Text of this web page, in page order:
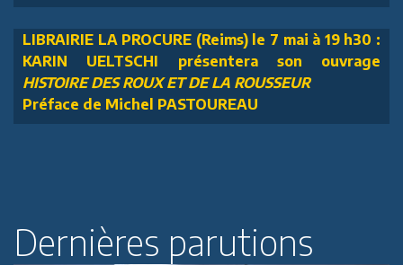
LIBRAIRIE LA PROCURE (Reims) le 7 mai à 19 h30 :
KARIN UELTSCHI présentera son ouvrage
HISTOIRE DES ROUX ET DE LA ROUSSEUR
Préface de Michel PASTOUREAU
Dernières parutions